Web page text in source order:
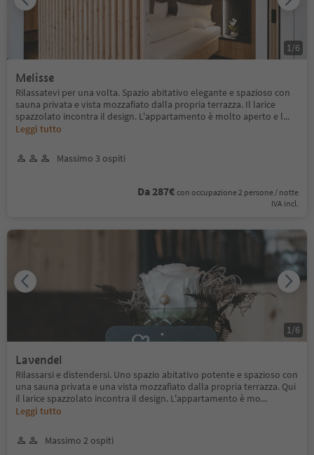
Melisse
Rilassatevi per una volta. Spazio abitativo elegante e spazioso con
sauna privata e vista mozzafiato dalla propria terrazza. Il larice
spazzolato incontra il design. L'appartamento è molto aperto e l...
Leggi tutto
Massimo 3 ospiti
Da 287€ con occupazione 2 persone / notte
IVA incl.
1 /6
Lavendel
Rilassarsi e distendersi. Uno spazio abitativo potente e spazioso con
una sauna privata e una vista mozzafiato dalla propria terrazza. Qui
il larice spazzolato incontra il design. L'appartamento è mo...
Leggi tutto
Massimo 2 ospiti
1 /6